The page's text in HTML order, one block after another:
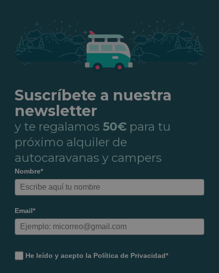
Suscríbete a nuestra
newsletter
y te regalamos 50€ para tu
próximo alquiler de
autocaravanas y campers
Nombre*
Email*
He leído y acepto la Política de Privacidad*